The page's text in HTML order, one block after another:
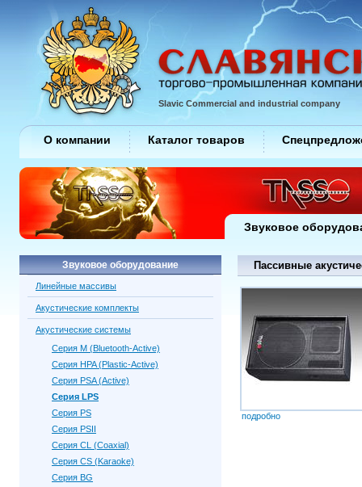
Пассивные
подробно
Звуковое оборудование
Линейные массивы
Акустические комплекты
Акустические системы
Серия M (Bluetooth-Active)
Серия HPA (Plastic-Active)
Серия PSA (Active)
Серия LPS
Серия PS
Серия PSII
Серия CL (Coaxial)
Серия CS (Karaoke)
Серия BG
Slavic Commercial and industrial company
О компании Каталог товаров
Звуковое